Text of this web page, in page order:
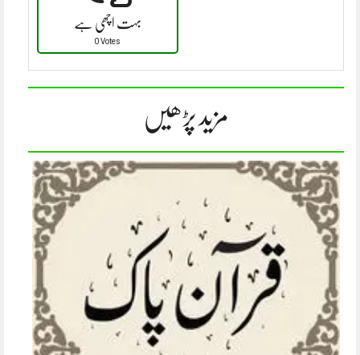
بہت اچھی ہے
0 Votes
مزید پڑھیں